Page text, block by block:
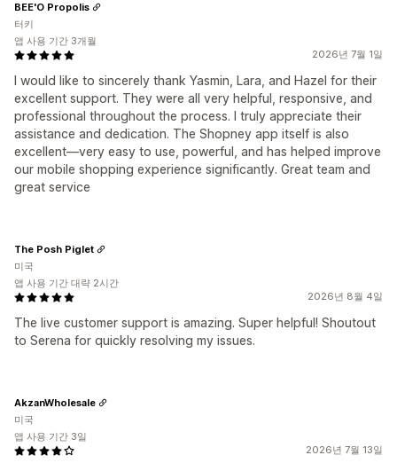
2026년 7월 1일
I would like to sincerely thank Yasmin, Lara, and Hazel for their
excellent support. They were all very helpful, responsive, and
professional throughout the process. I truly appreciate their
assistance and dedication. The Shopney app itself is also
excellent—very easy to use, powerful, and has helped improve
our mobile shopping experience significantly. Great team and
great service
BEE'O Propolis
터키
앱 사용 기간 3개월
2026년 8월 4일
The live customer support is amazing. Super helpful! Shoutout
to Serena for quickly resolving my issues.
The Posh Piglet
미국
앱 사용 기간 대략 2시간
2026년 7월 13일
AkzanWholesale
미국
앱 사용 기간 3일